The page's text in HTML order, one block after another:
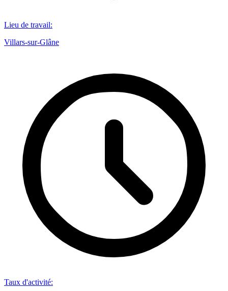
Lieu de travail:
Villars-sur-Glâne
Taux d'activité: